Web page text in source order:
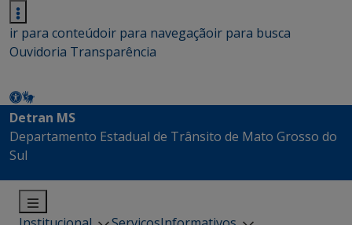
ir para conteúdoir para navegaçãoir para busca
Ouvidoria Transparência
Detran MS
Departamento Estadual de Trânsito de Mato Grosso do
Sul